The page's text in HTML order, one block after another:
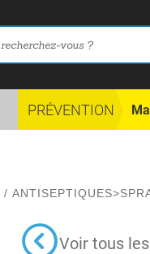
PRÉVENTION
/ ANTISEPTIQUES>
Voir tous